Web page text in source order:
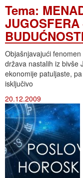
Tema:
Objašnjavajući fenomen
država nastalih iz bivše
ekonomije patuljaste,
isključivo
20.12.2009